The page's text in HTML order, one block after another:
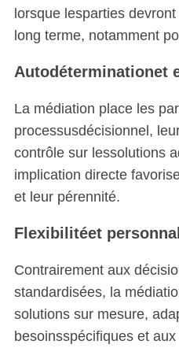
lorsque lesparties
long terme, notamment
Autodéterminationet
La médiation place les
processusdécisionnel,
contrôle sur lessolutions
implication directe
et leur pérennité.
Flexibilitéet
Contrairement aux
standardisées, la
solutions sur mesure,
besoinsspécifiques et
S
a
c
f
o
r